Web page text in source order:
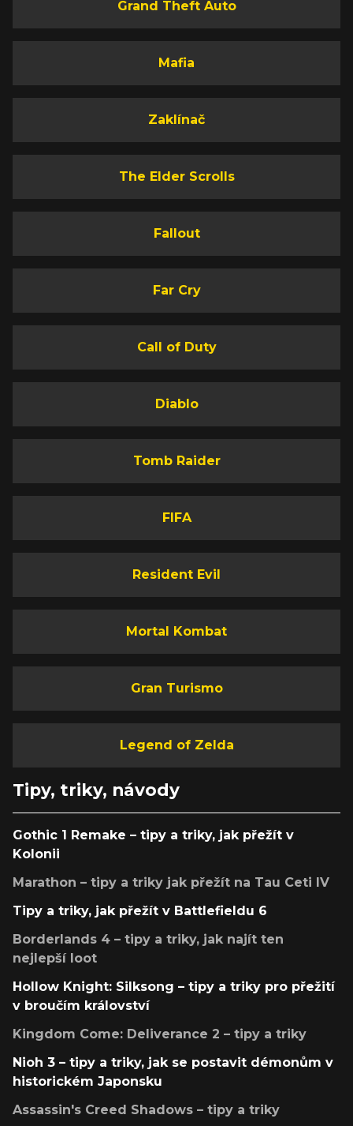
Grand Theft Auto
Mafia
Zaklínač
The Elder Scrolls
Fallout
Far Cry
Call of Duty
Diablo
Tomb Raider
FIFA
Resident Evil
Mortal Kombat
Gran Turismo
Legend of Zelda
Tipy, triky, návody
Gothic 1 Remake – tipy a triky, jak přežít v
Kolonii
Marathon – tipy a triky jak přežít na Tau Ceti IV
Tipy a triky, jak přežít v Battlefieldu 6
Borderlands 4 – tipy a triky, jak najít ten
nejlepší loot
Hollow Knight: Silksong – tipy a triky pro přežití
v broučím království
Kingdom Come: Deliverance 2 – tipy a triky
Nioh 3 – tipy a triky, jak se postavit démonům v
historickém Japonsku
Assassin's Creed Shadows – tipy a triky